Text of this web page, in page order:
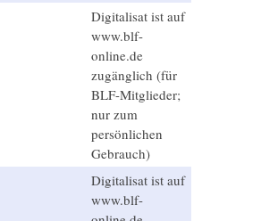
Digitalisat ist auf
www.blf-
online.de
zugänglich (für
BLF-Mitglieder;
nur zum
persönlichen
Gebrauch)
Digitalisat ist auf
www.blf-